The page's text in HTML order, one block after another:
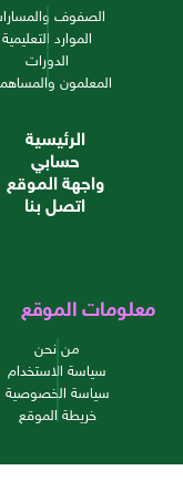
الصفوف
الموارد التعليمية
الدورات
المعلمون
الرئيسية
حسابي
واجهة الموقع
اتصل بنا
معلومات الموقع
من نحن
سياسة الاستخدام
سياسة الخصوصية
خريطة الموقع